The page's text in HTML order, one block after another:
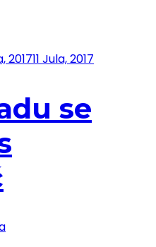
201711 Jula, 2017
se